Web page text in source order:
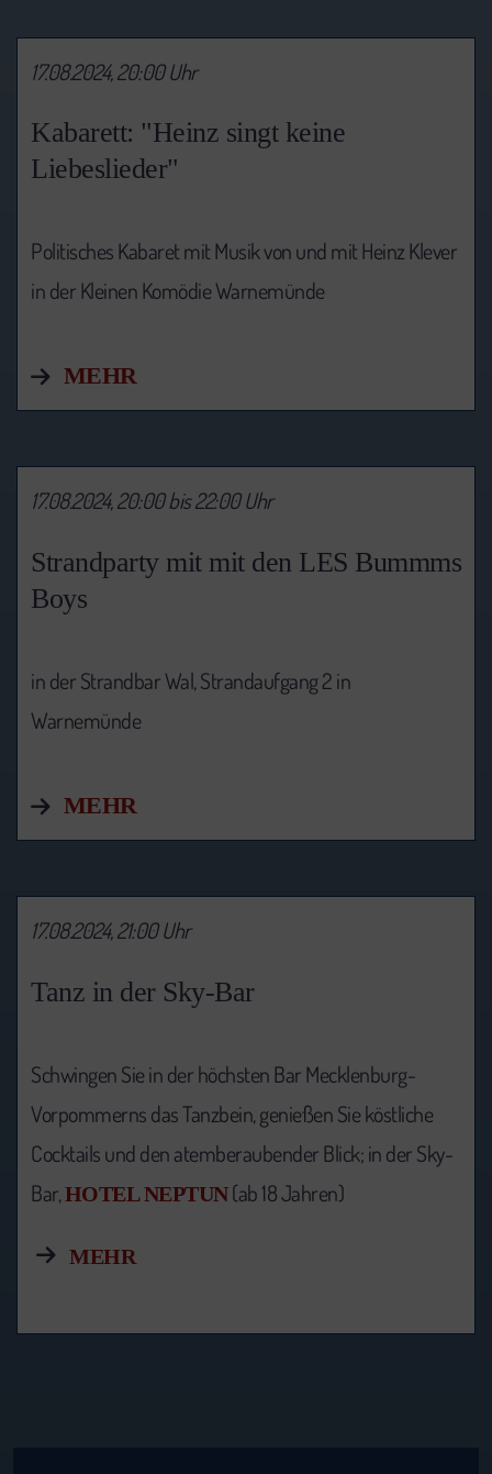
Kabarett: "Heinz singt keine
Liebeslieder"
17.08.2024, 20:00 Uhr
Politisches Kabaret mit Musik von und mit Heinz Klever
in der Kleinen Komödie Warnemünde
MEHR
Strandparty mit mit den LES Bummms
Boys
17.08.2024, 20:00 bis 22:00 Uhr
in der Strandbar Wal, Strandaufgang 2 in
Warnemünde
MEHR
Tanz in der Sky-Bar
17.08.2024, 21:00 Uhr
Schwingen Sie in der höchsten Bar Mecklenburg-
Vorpommerns das Tanzbein, genießen Sie köstliche
Cocktails und den atemberaubender Blick; in der Sky-
Bar,HOTEL NEPTUN(ab 18 Jahren)
MEHR